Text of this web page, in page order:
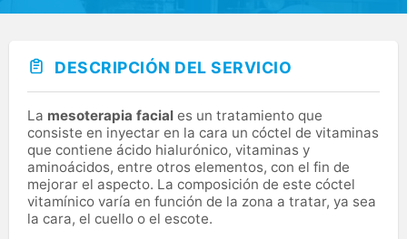
DESCRIPCIÓN DEL SERVICIO
La mesoterapia facial es un tratamiento que
consiste en inyectar en la cara un cóctel de vitaminas
que contiene ácido hialurónico, vitaminas y
aminoácidos, entre otros elementos, con el fin de
mejorar el aspecto. La composición de este cóctel
vitamínico varía en función de la zona a tratar, ya sea
la cara, el cuello o el escote.